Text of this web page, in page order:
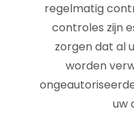
regelmatig
controles zijn
zorgen dat al
worden
uw